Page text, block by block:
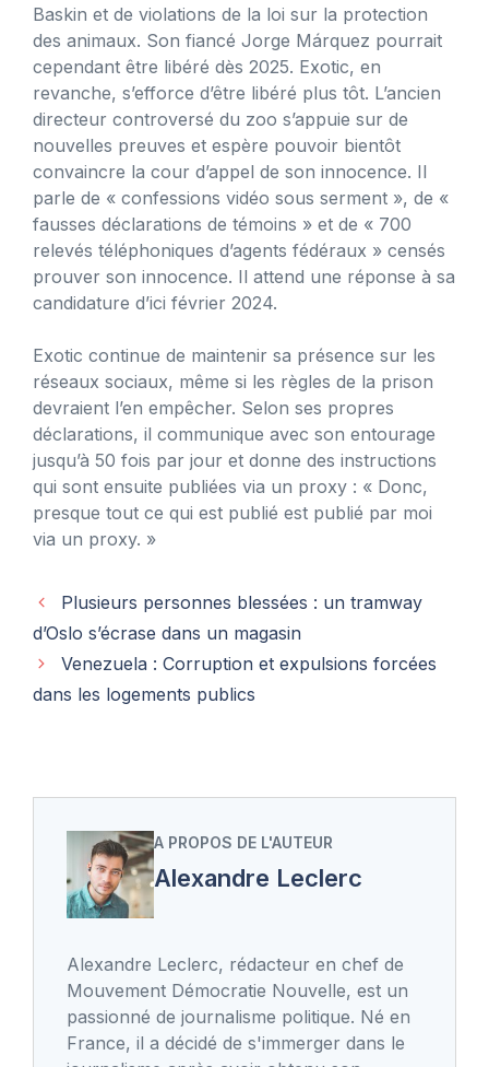
Baskin et de violations de la loi sur la protection
des animaux. Son fiancé Jorge Márquez pourrait
cependant être libéré dès 2025. Exotic, en
revanche, s’efforce d’être libéré plus tôt. L’ancien
directeur controversé du zoo s’appuie sur de
nouvelles preuves et espère pouvoir bientôt
convaincre la cour d’appel de son innocence. Il
parle de « confessions vidéo sous serment », de «
fausses déclarations de témoins » et de « 700
relevés téléphoniques d’agents fédéraux » censés
prouver son innocence. Il attend une réponse à sa
candidature d’ici février 2024.
Exotic continue de maintenir sa présence sur les
réseaux sociaux, même si les règles de la prison
devraient l’en empêcher. Selon ses propres
déclarations, il communique avec son entourage
jusqu’à 50 fois par jour et donne des instructions
qui sont ensuite publiées via un proxy : « Donc,
presque tout ce qui est publié est publié par moi
via un proxy. »
Plusieurs personnes blessées : un tramway
d’Oslo s’écrase dans un magasin
Venezuela : Corruption et expulsions forcées
dans les logements publics
A PROPOS DE L'AUTEUR
Alexandre Leclerc
Alexandre Leclerc, rédacteur en chef de
Mouvement Démocratie Nouvelle, est un
passionné de journalisme politique. Né en
France, il a décidé de s'immerger dans le